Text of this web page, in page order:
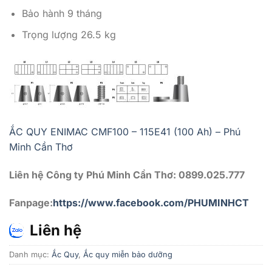
Bảo hành 9 tháng
Trọng lượng 26.5 kg
ẮC QUY ENIMAC CMF100 – 115E41 (100 Ah) – Phú
Minh Cần Thơ
Liên hệ Công ty Phú Minh Cần Thơ: 0899.025.777
Fanpage:https://www.facebook.com/PHUMINHCT
Liên hệ
Danh mục: Ắc Quy, Ắc quy miễn bảo dưỡng